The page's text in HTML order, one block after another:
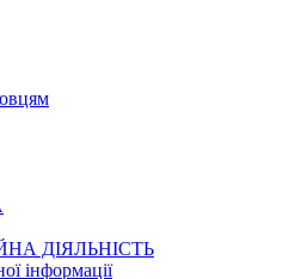
ДІЯЛЬНІСТЬ
інформації